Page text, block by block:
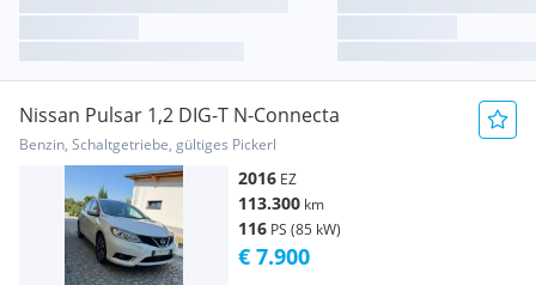
Nissan Pulsar 1,2 DIG-T N-Connecta
Benzin, Schaltgetriebe, gültiges Pickerl
2016 EZ
113.300 km
116 PS (85 kW)
€ 7.900